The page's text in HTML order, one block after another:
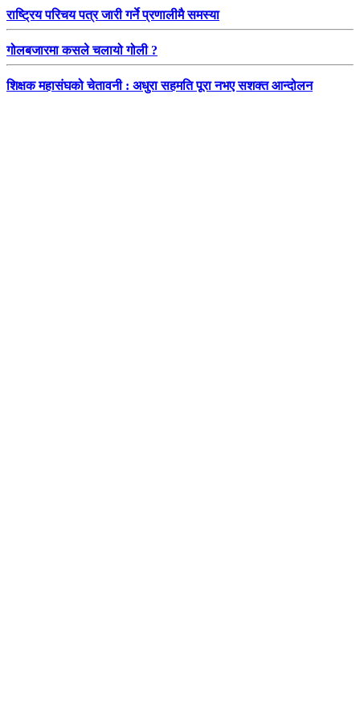
राष्ट्रिय परिचय पत्र जारी गर्ने प्रणालीमै समस्या
गोलबजारमा कसले चलायो गोली ?
शिक्षक महासंघको चेतावनी : अधुरा सहमति पूरा नभए सशक्त आन्दोलन